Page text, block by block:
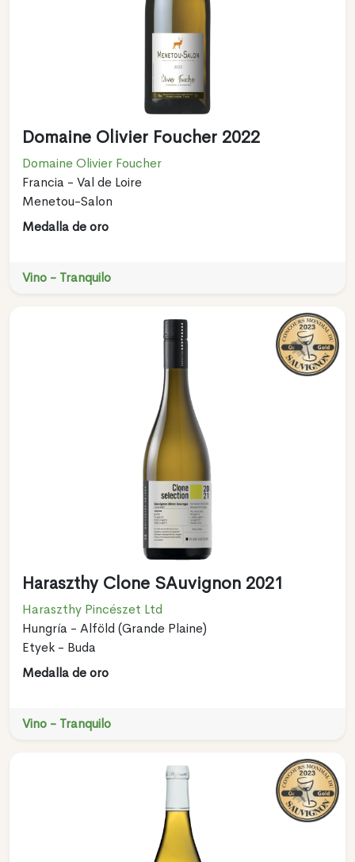
Domaine Olivier Foucher 2022
Domaine Olivier Foucher
Francia - Val de Loire
Menetou-Salon
Medalla de oro
Vino - Tranquilo
Haraszthy Clone SAuvignon 2021
Haraszthy Pincészet Ltd
Hungría - Alföld (Grande Plaine)
Etyek - Buda
Medalla de oro
Vino - Tranquilo